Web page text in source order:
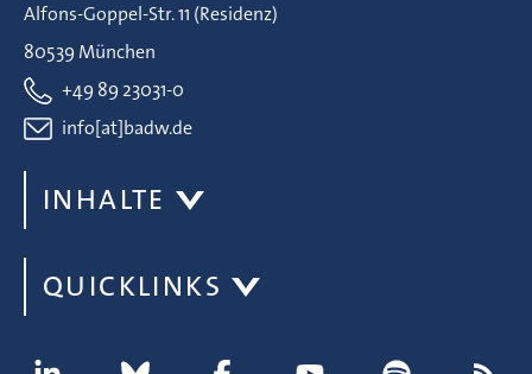
Alfons-Goppel-Str. 11 (Residenz)
80539 München
+49 89 23031-0
info[at]badw.de
INHALTE
QUICKLINKS